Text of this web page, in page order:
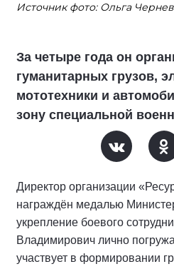
Источник фото: Ольга
За четыре года он
гуманитарных грузов,
мототехники и
зону специальной
Директор организации
награждён медалью
укрепление боевого
Владимирович лично
участвует в формировании